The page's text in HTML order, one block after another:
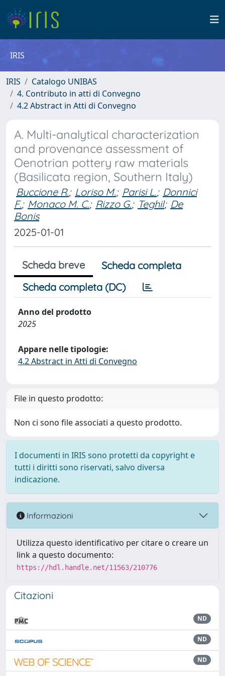
IRIS
IRIS
Catalogo UNIBAS
4. Contributo in atti di Convegno
4.2 Abstract in Atti di Convegno
A. Multi-analytical characterization
and provenance assessment of
Oenotrian pottery raw materials
(Basilicata region, Southern Italy)
Buccione R.; Loriso M.; Parisi L.; Donnici
F.; Monaco M. C.; Rizzo G.; Teghil; De
Bonis
2025-01-01
Scheda breve
Scheda completa
Scheda completa (DC)
Anno del prodotto
2025
Appare nelle tipologie:
4.2 Abstract in Atti di Convegno
File in questo prodotto:
Non ci sono file associati a questo prodotto.
I documenti in IRIS sono protetti da copyright e
tutti i diritti sono riservati, salvo diversa
indicazione.
Informazioni
Utilizza questo identificativo per citare o creare un
link a questo documento:
https://hdl.handle.net/11563/210776
Citazioni
ND
ND
ND